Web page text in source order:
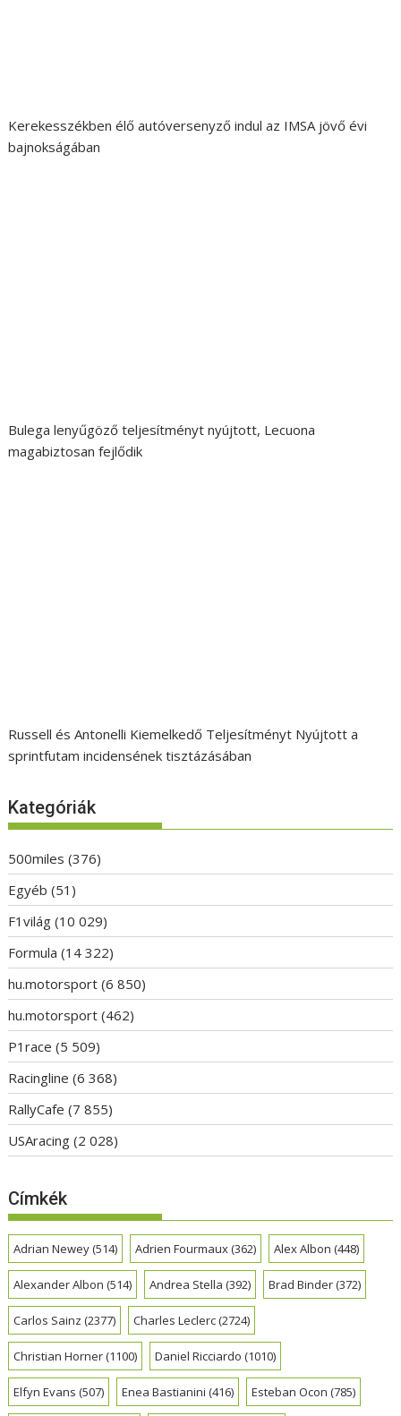
Kerekesszékben élő autóversenyző indul az IMSA jövő évi
bajnokságában
Bulega lenyűgöző teljesítményt nyújtott, Lecuona
magabiztosan fejlődik
Russell és Antonelli Kiemelkedő Teljesítményt Nyújtott a
sprintfutam incidensének tisztázásában
Kategóriák
500miles (376)
Egyéb (51)
F1világ (10 029)
Formula (14 322)
hu.motorsport (6 850)
hu.motorsport (462)
P1race (5 509)
Racingline (6 368)
RallyCafe (7 855)
USAracing (2 028)
Címkék
Adrian Newey(514) Adrien Fourmaux(362) Alex Albon (448)
Alexander Albon (514) Andrea Stella (392) Brad Binder(372)
Carlos Sainz (2377) Charles Leclerc(2724)
Christian Horner(1100) Daniel Ricciardo (1010)
Elfyn Evans (507) Enea Bastianini (416) Esteban Ocon (785)